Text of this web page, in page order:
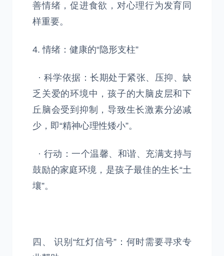
善情绪，促进食欲，对心理行为发育同
样重要。
4. 情绪：健康的“隐形支柱”
· 科学依据：长期处于紧张、压抑、缺
乏关爱的环境中，孩子的大脑皮层和下
丘脑会受到抑制，导致生长激素分泌减
少，即“精神心理性矮小”。
· 行动：一个温馨、和谐、充满支持与
鼓励的家庭环境，是孩子最佳的生长“土
壤”。
四、 识别“红灯信号”：何时需要寻求专